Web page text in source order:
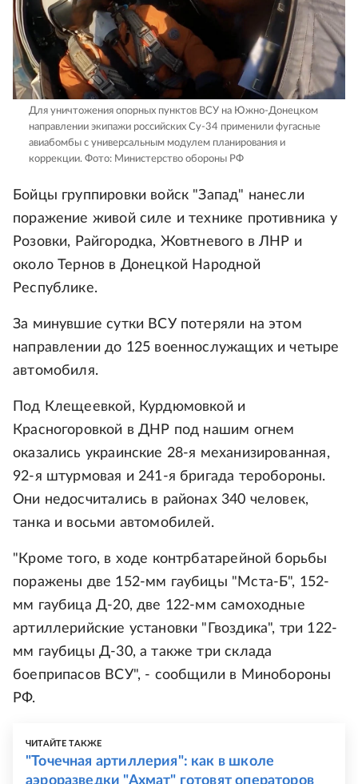
Для уничтожения опорных пунктов ВСУ на Южно-Донецком
направлении экипажи российских Су-34 применили фугасные
авиабомбы с универсальным модулем планирования и
коррекции. Фото: Министерство обороны РФ
Бойцы группировки войск "Запад" нанесли
поражение живой силе и технике противника у
Розовки, Райгородка, Жовтневого в ЛНР и
около Тернов в Донецкой Народной
Республике.
За минувшие сутки ВСУ потеряли на этом
направлении до 125 военнослужащих и четыре
автомобиля.
Под Клещеевкой, Курдюмовкой и
Красногоровкой в ДНР под нашим огнем
оказались украинские 28-я механизированная,
92-я штурмовая и 241-я бригада теробороны.
Они недосчитались в районах 340 человек,
танка и восьми автомобилей.
"Кроме того, в ходе контрбатарейной борьбы
поражены две 152-мм гаубицы "Мста-Б", 152-
мм гаубица Д-20, две 122-мм самоходные
артиллерийские установки "Гвоздика", три 122-
мм гаубицы Д-30, а также три склада
боеприпасов ВСУ", - сообщили в Минобороны
РФ.
ЧИТАЙТЕ ТАКЖЕ
"Точечная артиллерия": как в школе